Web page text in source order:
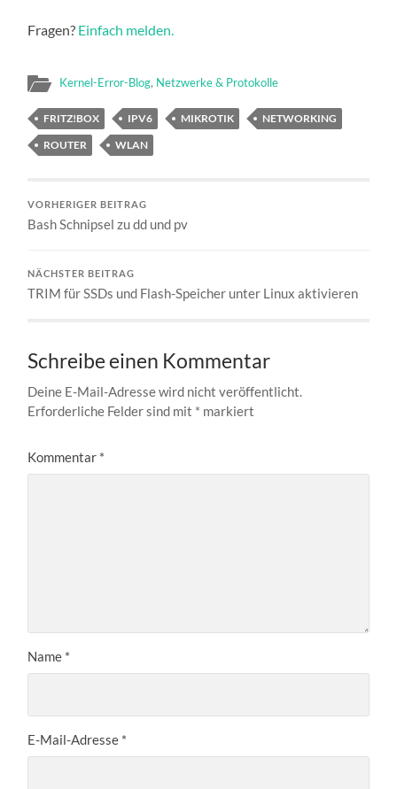
Fragen? Einfach melden.
Kernel-Error-Blog, Netzwerke & Protokolle
FRITZ!BOX IPV6 MIKROTIK
NETWORKING
ROUTER
WLAN
VORHERIGER BEITRAG
Bash Schnipsel zu dd und pv
NÄCHSTER BEITRAG
TRIM für SSDs und Flash-Speicher unter Linux aktivieren
Schreibe einen Kommentar
Deine E-Mail-Adresse wird nicht veröffentlicht.
Erforderliche Felder sind mit * markiert
Kommentar *
Name *
E-Mail-Adresse *